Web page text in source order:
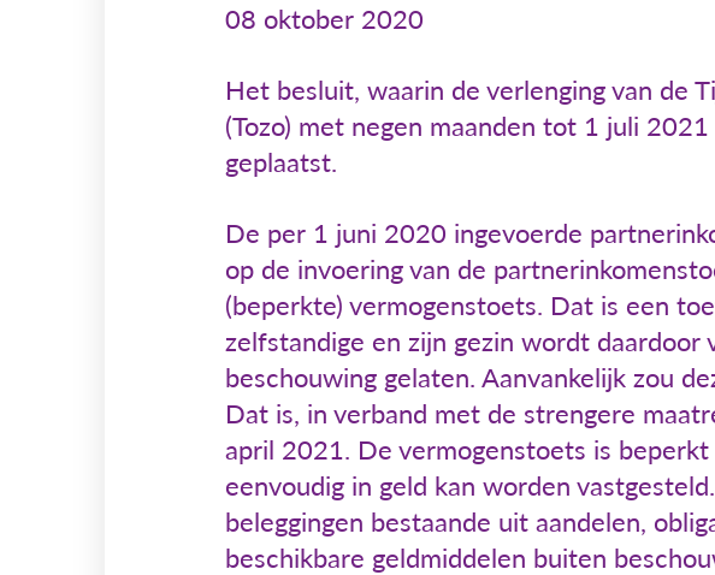
08 oktober 2020
Het besluit, waarin de verlenging van de
(Tozo) met negen maanden tot 1 juli
geplaatst.
De per 1 juni 2020 ingevoerde
op de invoering van de
(beperkte) vermogenstoets. Dat is een
zelfstandige en zijn gezin wordt daardoor
beschouwing gelaten. Aanvankelijk zou
Dat is, in verband met de strengere
april 2021. De vermogenstoets is
eenvoudig in geld kan worden
beleggingen bestaande uit aandelen,
beschikbare geldmiddelen buiten